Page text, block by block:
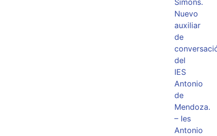
Nuevo
auxiliar
de
del
IES
Antonio
de
Mendoza.
– Ies
Antonio